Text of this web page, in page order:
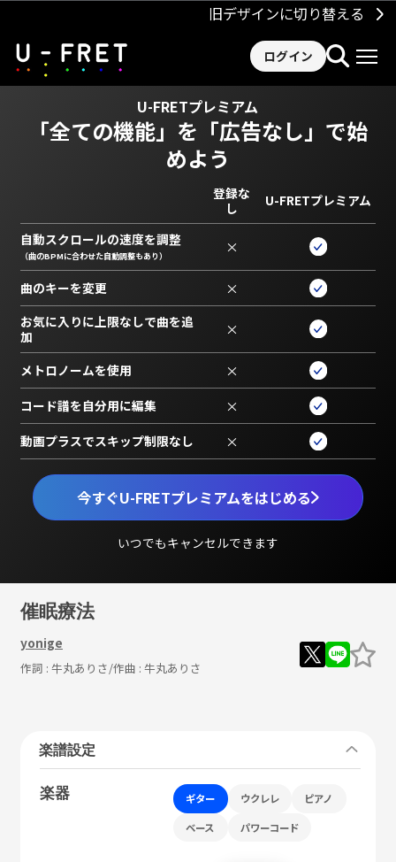
旧デザインに切り替える
ログイン
U-FRETプレミアム
「全ての機能」を 「広告なし」で始
めよう
今すぐU-FRETプレミアムをはじめる
いつでもキャンセルできます
登録な
し
U-FRETプレミアム
自動スクロールの速度を調整
（曲のBPMに合わせた自動調整もあり） ×
曲のキーを変更 ×
お気に入りに上限なしで曲を追
加
×
メトロノームを使用 ×
コード譜を自分用に編集 ×
動画プラスでスキップ制限なし ×
催眠療法
yonige
作詞 : 牛丸ありさ/作曲 : 牛丸ありさ
楽譜設定
楽器 ギター ウクレレ ピアノ
ベース パワーコード